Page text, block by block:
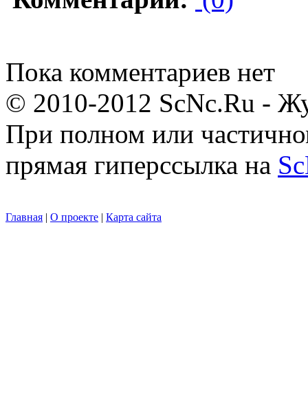
Пока комментариев нет
© 2010-2012 ScNc.Ru -
При полном или
прямая гиперссылка на
Главная | О проекте | Карта сайта